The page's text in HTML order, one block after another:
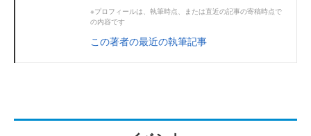
※プロフィールは、執筆時点、または直近の記事の寄稿時点で
の内容です
この著者の最近の執筆記事